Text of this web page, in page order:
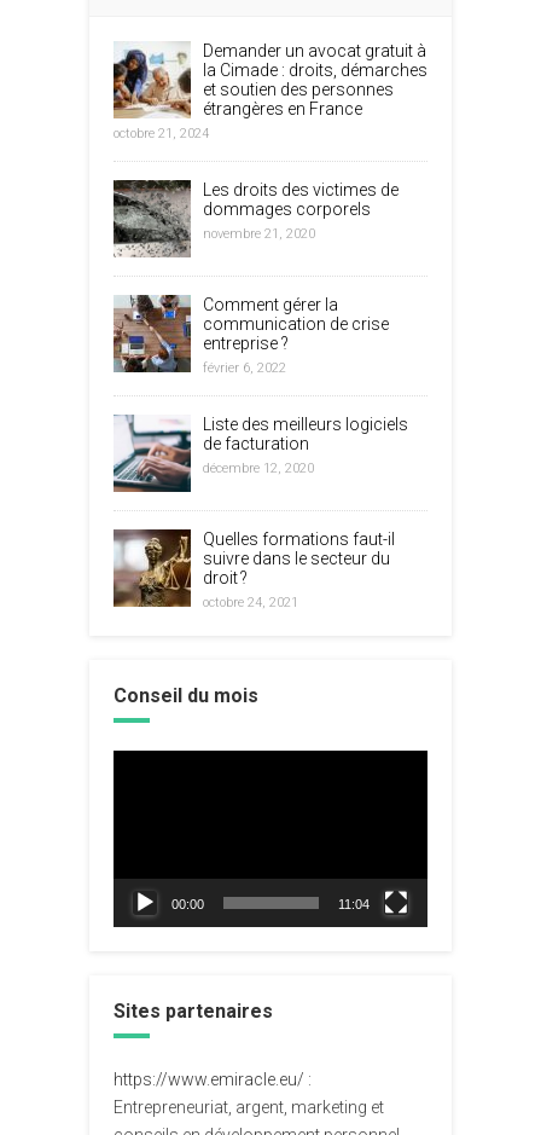
Demander un avocat gratuit à
la Cimade : droits, démarches
et soutien des personnes
étrangères en France
octobre 21, 2024
Les droits des victimes de
dommages corporels
novembre 21, 2020
Comment gérer la
communication de crise
entreprise ?
février 6, 2022
Liste des meilleurs logiciels
de facturation
décembre 12, 2020
Quelles formations faut-il
suivre dans le secteur du
droit ?
octobre 24, 2021
Conseil du mois
00:00 11:04
Sites partenaires
https://www.emiracle.eu/ :
Entrepreneuriat, argent, marketing et